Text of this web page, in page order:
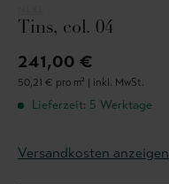
Tins, col. 04
241,00 €
50,21 € pro m² | inkl. MwSt.
Lieferzeit: 5 Werktage
Versandkosten anzeigen